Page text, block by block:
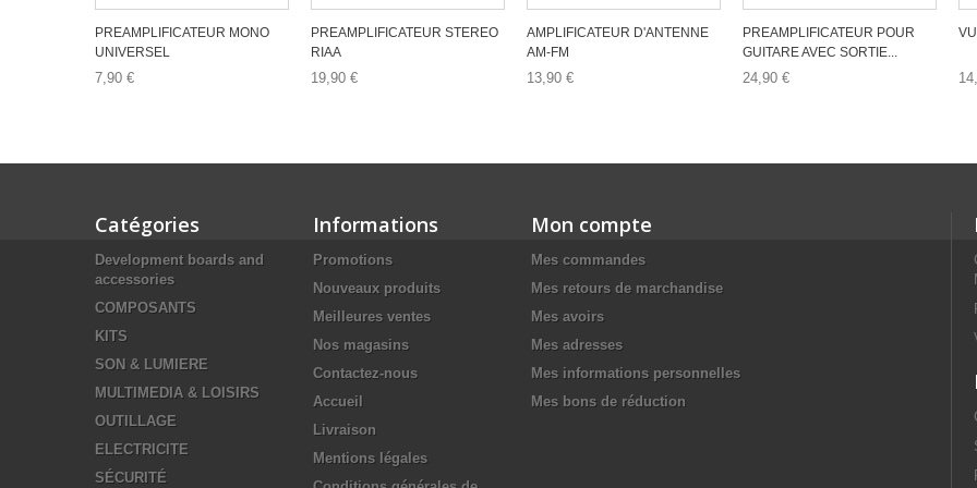
PREAMPLIFICATEUR MONO
UNIVERSEL
7,90 €
PREAMPLIFICATEUR STEREO
RIAA
19,90 €
AMPLIFICATEUR D'ANTENNE
AM-FM
13,90 €
PREAMPLIFICATEUR POUR
GUITARE AVEC SORTIE...
24,90 €
Catégories
Development boards and
accessories
COMPOSANTS
KITS
SON & LUMIERE
MULTIMEDIA & LOISIRS
OUTILLAGE
ELECTRICITE
SÉCURITÉ
Informations
Promotions
Nouveaux produits
Meilleures ventes
Nos magasins
Contactez-nous
Accueil
Livraison
Mentions légales
Mon compte
Mes commandes
Mes retours de marchandise
Mes avoirs
Mes adresses
Mes informations personnelles
Mes bons de réduction